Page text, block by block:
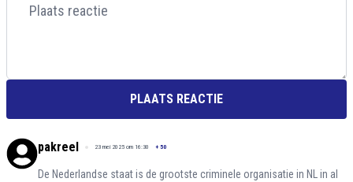
PLAATS REACTIE
pakreel 23 mei 2025 om 16:30 + 50
De Nederlandse staat is de grootste criminele organisatie in NL in al